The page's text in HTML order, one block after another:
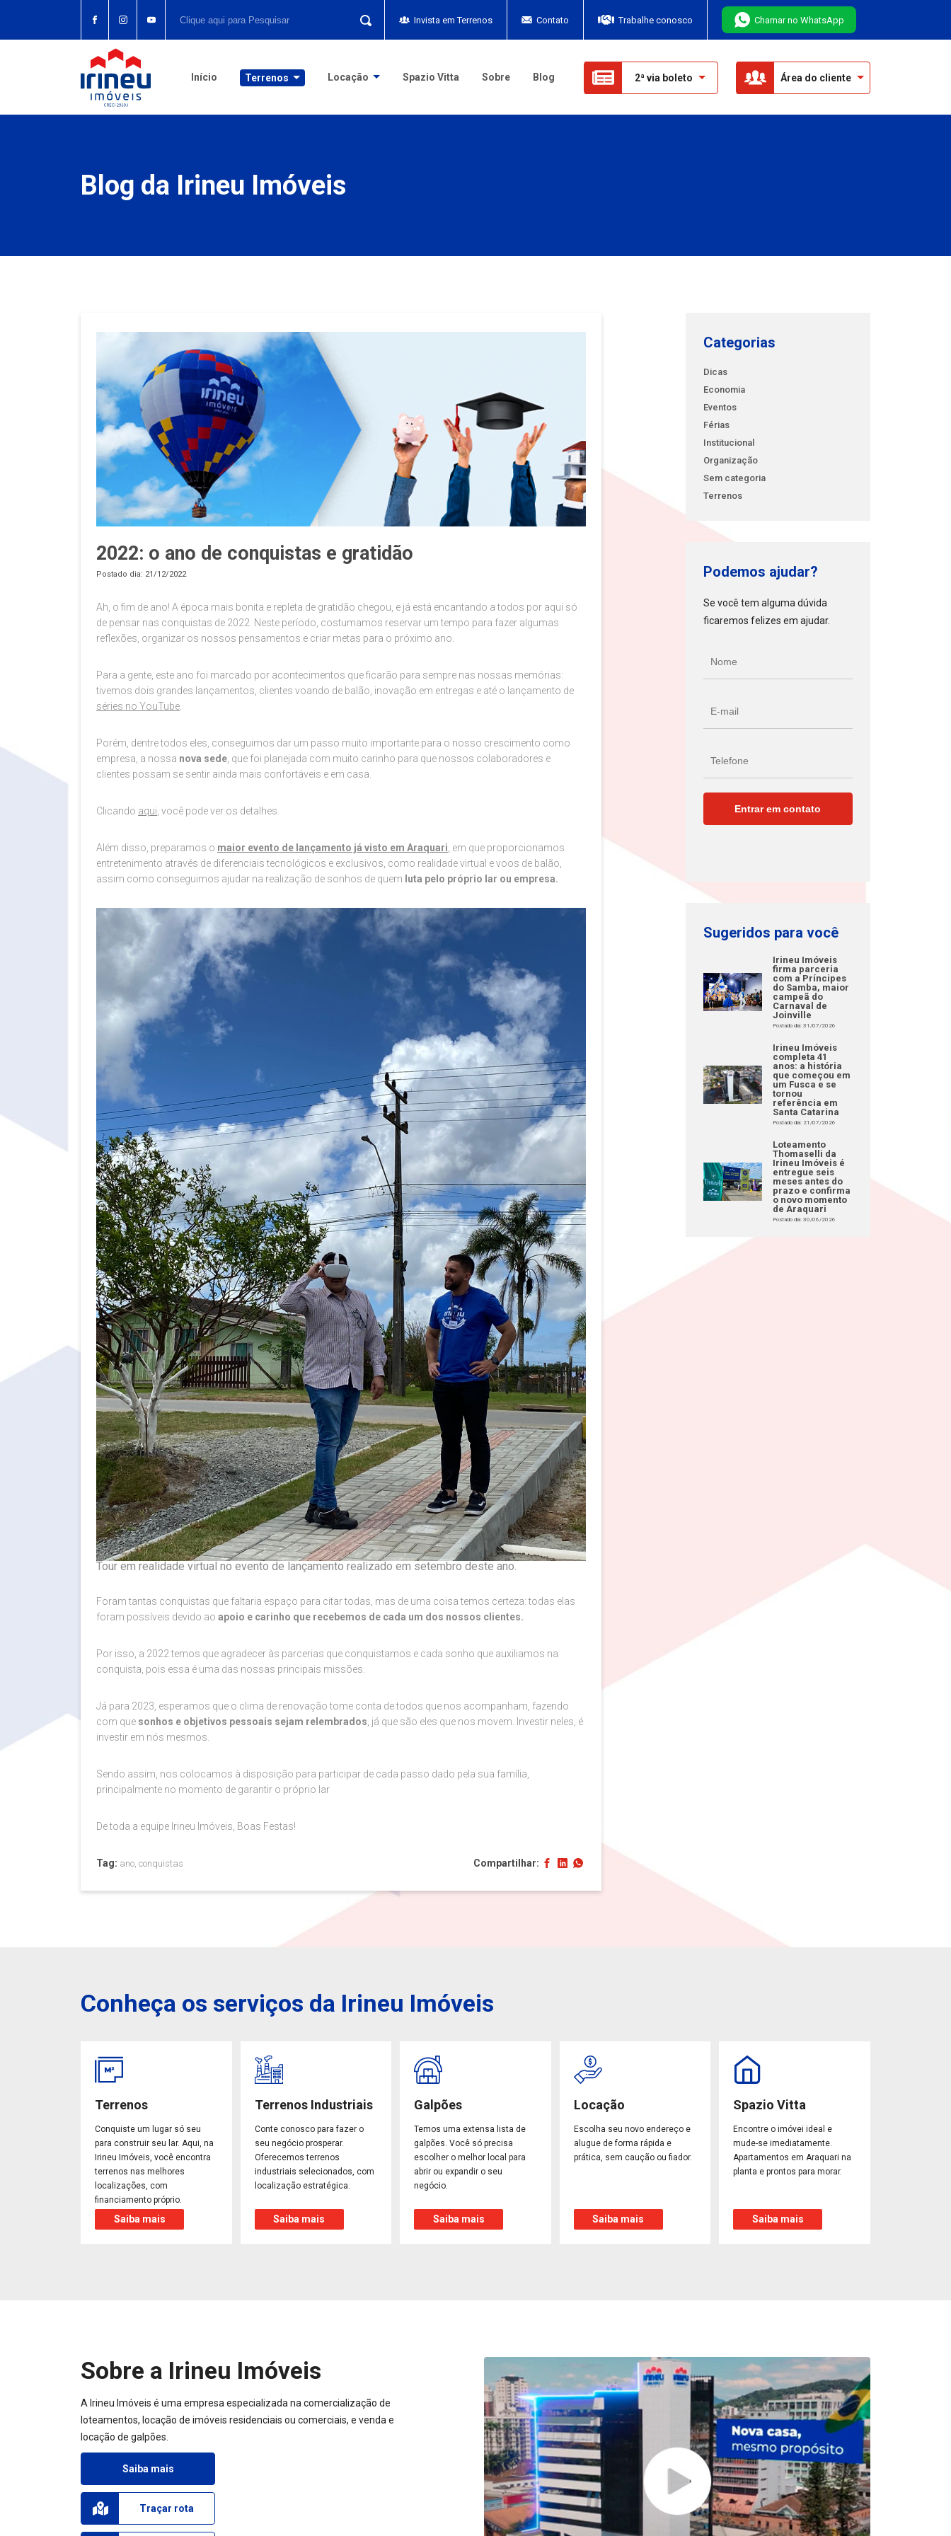
Invista em Terrenos Contato Trabalhe conosco Chamar no WhatsApp
Início Terrenos Locação Spazio Vitta Sobre Blog 2ª via boleto Área do cliente
Blog da Irineu Imóveis
2022: o ano de conquistas e gratidão
Postado dia: 21/12/2022
Ah, o fim de ano! A época mais bonita e repleta de gratidão chegou, e já está encantando a todos por aqui só
de pensar nas conquistas de 2022. Neste período, costumamos reservar um tempo para fazer algumas
reflexões, organizar os nossos pensamentos e criar metas para o próximo ano.
Para a gente, este ano foi marcado por acontecimentos que ficarão para sempre nas nossas memórias:
tivemos dois grandes lançamentos, clientes voando de balão, inovação em entregas e até o lançamento de
séries no YouTube
Porém, dentre todos eles, conseguimos dar um passo muito importante para o nosso crescimento como
empresa, a nossa nova sede , que foi planejada com muito carinho para que nossos colaboradores e
clientes possam se sentir ainda mais confortáveis e em casa.
Clicando aqui , você pode ver os detalhes.
Além disso, preparamos o maior evento de lançamento já visto em Araquari , em que proporcionamos
entretenimento através de diferenciais tecnológicos e exclusivos, como realidade virtual e voos de balão,
assim como conseguimos ajudar na realização de sonhos de quem luta pelo próprio lar ou empresa.
Tour em realidade virtual no evento de lançamento realizado em setembro deste ano.
Foram tantas conquistas que faltaria espaço para citar todas, mas de uma coisa temos certeza: todas elas
foram possíveis devido ao apoio e carinho que recebemos de cada um dos nossos clientes.
Por isso, a 2022 temos que agradecer às parcerias que conquistamos e cada sonho que auxiliamos na
conquista, pois essa é uma das nossas principais missões.
Já para 2023, esperamos que o clima de renovação tome conta de todos que nos acompanham, fazendo
com que sonhos e objetivos pessoais sejam relembrados , já que são eles que nos movem. Investir neles, é
investir em nós mesmos.
Sendo assim, nos colocamos à disposição para participar de cada passo dado pela sua família,
principalmente no momento de garantir o próprio lar
De toda a equipe Irineu Imóveis, Boas Festas!
Tag: ano, conquistas Compartilhar:
Categorias
Dicas
Economia
Eventos
Férias
Institucional
Organização
Sem categoria
Terrenos
Podemos ajudar?
Se você tem alguma dúvida
ficaremos felizes em ajudar.
Sugeridos para você
Irineu Imóveis
firma parceria
com a Príncipes
do Samba, maior
campeã do
Carnaval de
Joinville
Postado dia: 31/07/2026
Irineu Imóveis
completa 41
anos: a história
que começou em
um Fusca e se
tornou
referência em
Santa Catarina
Postado dia: 21/07/2026
Loteamento
Thomaselli da
Irineu Imóveis é
entregue seis
meses antes do
prazo e confirma
o novo momento
de Araquari
Postado dia: 30/06/2026
Conheça os serviços da Irineu Imóveis
Terrenos
Conquiste um lugar só seu
para construir seu lar. Aqui, na
Irineu Imóveis, você encontra
terrenos nas melhores
localizações, com
financiamento próprio.
Saiba mais
Terrenos Industriais
Conte conosco para fazer o
seu negócio prosperar.
Oferecemos terrenos
industriais selecionados, com
localização estratégica.
Saiba mais
Galpões
Temos uma extensa lista de
galpões. Você só precisa
escolher o melhor local para
abrir ou expandir o seu
negócio.
Saiba mais
Locação
Escolha seu novo endereço e
alugue de forma rápida e
prática, sem caução ou fiador.
Saiba mais
Spazio Vitta
Encontre o imóvei ideal e
mude-se imediatamente.
Apartamentos em Araquari na
planta e prontos para morar.
Saiba mais
Sobre a Irineu Imóveis
A Irineu Imóveis é uma empresa especializada na comercialização de
loteamentos, locação de imóveis residenciais ou comerciais, e venda e
locação de galpões.
Saiba mais
Traçar rota